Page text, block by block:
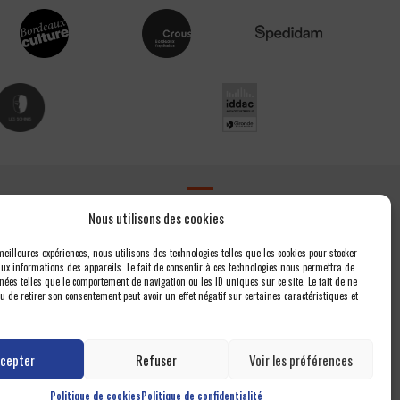
Nous utilisons des cookies
expériences, nous utilisons des technologies telles que les cookies pour stocker
informations des appareils. Le fait de consentir à ces technologies nous permettra de
telles que le comportement de navigation ou les ID uniques sur ce site. Le fait de ne
de retirer son consentement peut avoir un effet négatif sur certaines caractéristiques et
Refuser Voir les préférences
Politique de cookiesPolitique de confidentialité
Contact
Newsletter
Espace presse
Nous contacter